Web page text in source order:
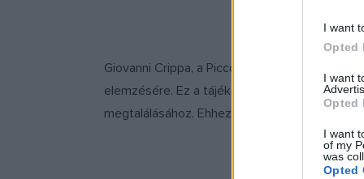
I want
Opted
I want
Opted
I want
of my
was
Opted
Giovanni Crippa, a Piccolo Teatro
elemzésére. Ez a tájékozódási pont, de
megtalálásához. Ehhez a kaposvári színház